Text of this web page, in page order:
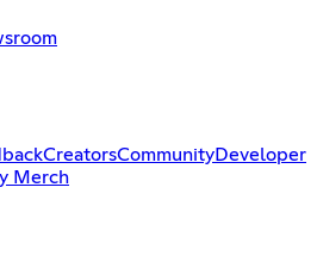
CreatorsCommunityDeveloper
Merch